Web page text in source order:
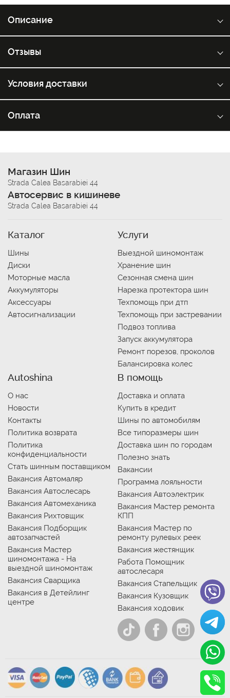
Описание
Отзывы
Условия доставки
Оплата
Магазин Шин
Strada Calea Basarabiei 44
Автосервис в кишиневе
Strada Calea Basarabiei 44
Каталог
Шины
Диски
Моторные масла
Аккумуляторы
Аксессуары
Автосигнализации
Услуги
Выездной шиномонтаж
Хранение шин
Сезонная смена шин
Нарезка протектора шин
Техпомощь при дтп
Техпомощь при застревании
Подвоз топлива
Запуск аккумулятора
Ремонт порезов, проколов
Балансировка колес
Autoshina
О нас
Новости
Контакты
Политика возврата
Политика
конфиденциальности
Стать шинным поставщиком
Вакансия Автомаляр
Вакансия Автослесарь
Вакансия Автомеханика
Вакансия Рихтовщик
Вакансия Подборщик
автозапчастей
Вакансия Мастер
шиномонтажа - На
выездной шиномонтаж
Вакансия Сварщика
Вакансия в Детейлинг
центре
В помощь
Доставка и оплата
Купить в кредит
Шины по автомобилям
Все типоразмеры шин
Доставка шин по городам
Полезно знать
Вакансии
Программа лояльности
Вакансия Автоэлектрик
Вакансия Мастер ремонта
КПП
Вакансия Мастер по
ремонту рулевых реек
Вакансия жестянщик
Работа Помощник
автослесаря
Вакансия Стапельщик
Вакансия Кузовщик
Вакансия ходовик